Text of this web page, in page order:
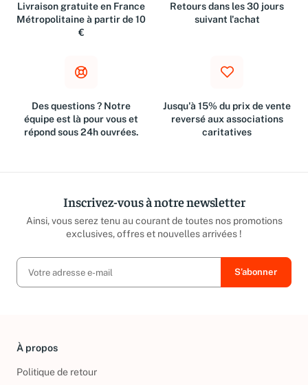
Livraison gratuite en France
Métropolitaine à partir de 10
€
Retours dans les 30 jours
suivant l'achat
Des questions ? Notre
équipe est là pour vous et
répond sous 24h ouvrées.
Jusqu'à 15% du prix de vente
reversé aux associations
caritatives
Inscrivez-vous à notre newsletter
Ainsi, vous serez tenu au courant de toutes nos promotions
exclusives, offres et nouvelles arrivées !
À propos
Politique de retour